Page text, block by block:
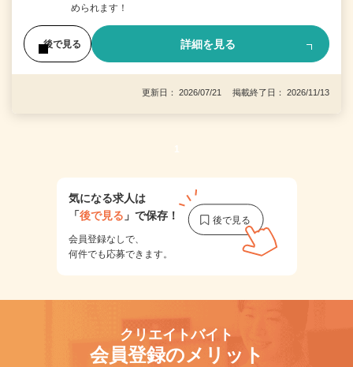
められます！
後で見る 詳細を見る
更新日： 2026/07/21 掲載終了日： 2026/11/13
1
気になる求人は
「後で見る 」で保存！
会員登録なしで、
何件でも応募できます。
クリエイトバイト
会員登録のメリット